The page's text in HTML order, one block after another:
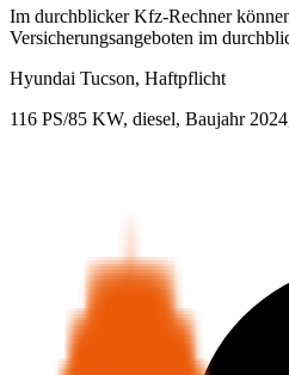
Im durchblicker Kfz-Rechner
Versicherungsangeboten im
Hyundai Tucson, Haftpflicht
116 PS/85 KW, diesel, Baujahr